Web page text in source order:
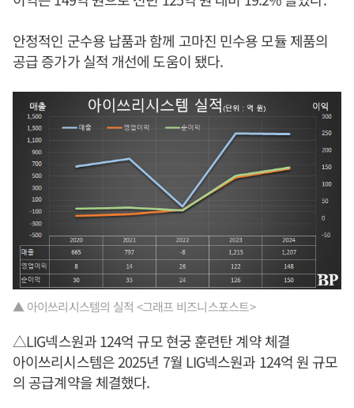
안정적인 군수용 납품과 함께 고마진 민수용 모듈 제품의
공급 증가가 실적 개선에 도움이 됐다.
▲ 아이쓰리시스템의 실적 <그래프 비즈니스포스트>
△LIG넥스원과 124억 규모 현궁 훈련탄 계약 체결
아이쓰리시스템은 2025년 7월 LIG넥스원과 124억 원 규모
의 공급계약을 체결했다.